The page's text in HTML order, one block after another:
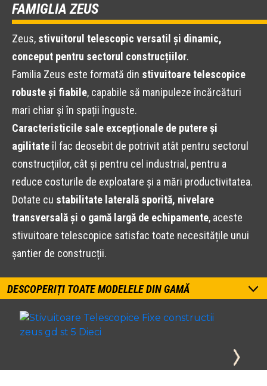
FAMIGLIA ZEUS
Zeus, stivuitorul telescopic versatil și dinamic,
conceput pentru sectorul construcțiilor.
Familia Zeus este formată din stivuitoare telescopice
robuste și fiabile, capabile să manipuleze încărcături
mari chiar și în spații înguste.
Caracteristicile sale excepționale de putere și
agilitateîl fac deosebit de potrivit atât pentru sectorul
construcțiilor, cât și pentru cel industrial, pentru a
reduce costurile de exploatare și a mări productivitatea.
Dotate cu stabilitate laterală sporită, nivelare
transversală și o gamă largă de echipamente, aceste
stivuitoare telescopice satisfac toate necesitățile unui
șantier de construcții.
DESCOPERIȚI TOATE MODELELE DIN GAMĂ